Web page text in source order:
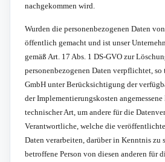
nachgekommen wird.
Wurden die personenbezogenen Daten
öffentlich gemacht und ist unser
gemäß Art. 17 Abs. 1 DS-GVO zur
personenbezogenen Daten verpflichtet,
GmbH unter Berücksichtigung der
der Implementierungskosten
technischer Art, um andere für die
Verantwortliche, welche die
Daten verarbeiten, darüber in Kenntnis zu
betroffene Person von diesen anderen für